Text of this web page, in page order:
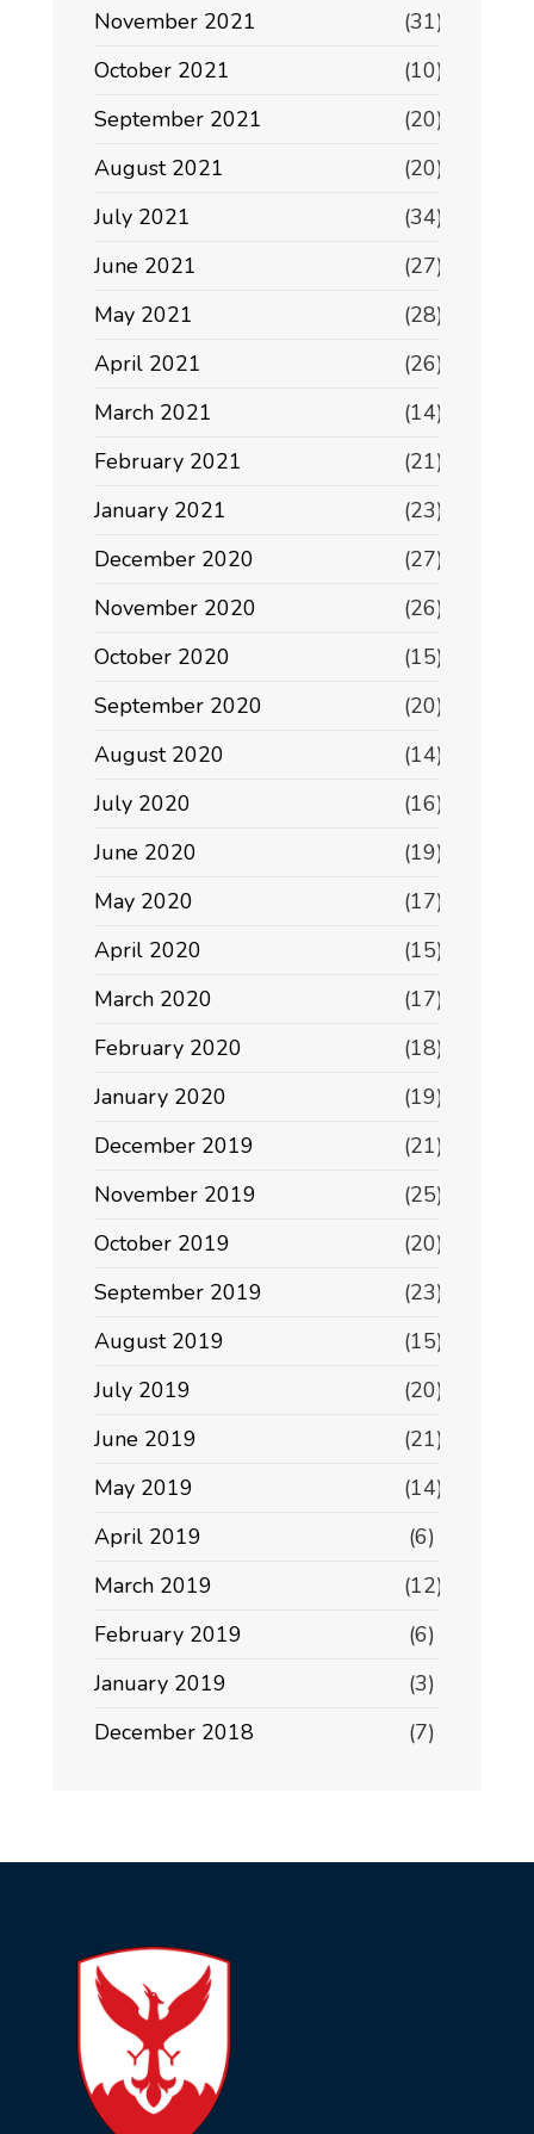
November 2021
(31)
October 2021
(10)
September 2021
(20)
August 2021
(20)
July 2021
(34)
June 2021
(27)
May 2021
(28)
April 2021
(26)
March 2021
(14)
February 2021
(21)
January 2021
(23)
December 2020
(27)
November 2020
(26)
October 2020
(15)
September 2020
(20)
August 2020
(14)
July 2020
(16)
June 2020
(19)
May 2020
(17)
April 2020
(15)
March 2020
(17)
February 2020
(18)
January 2020
(19)
December 2019
(21)
November 2019
(25)
October 2019
(20)
September 2019
(23)
August 2019
(15)
July 2019
(20)
June 2019
(21)
May 2019
(14)
April 2019
(6)
March 2019
(12)
February 2019
(6)
January 2019
(3)
December 2018
(7)